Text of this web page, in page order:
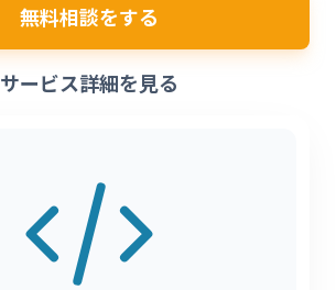
無料相談をする
サービス詳細を見る